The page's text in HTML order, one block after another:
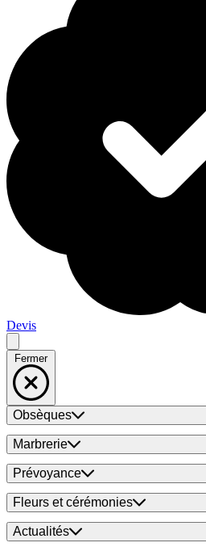
Devis
Fermer
Obsèques
Marbrerie
Prévoyance
Fleurs et cérémonies
Actualités